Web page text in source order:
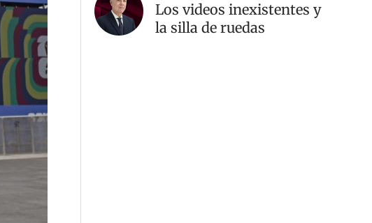
Los videos inexistentes y
la silla de ruedas